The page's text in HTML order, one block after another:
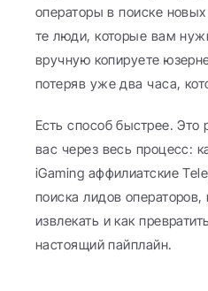
операторы в поиске
те люди, которые вам
вручную копируете
потеряв уже два часа,
Есть способ быстрее. Это
вас через весь процесс:
iGaming аффилиатские
поиска лидов
извлекать и как
настоящий пайплайн.